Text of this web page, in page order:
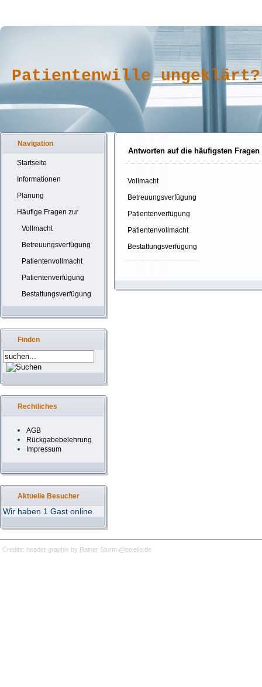
Patientenwille ungeklärt?
Navigation
Startseite
Informationen
Planung
Häufige Fragen zur
Vollmacht
Betreuungsverfügung
Patientenvollmacht
Patientenverfügung
Bestattungsverfügung
Finden
Rechtliches
AGB
Rückgabebelehrung
Impressum
Aktuelle Besucher
Wir haben 1 Gast online
Antworten auf die häufigsten Fragen
Vollmacht
Betreuungsverfügung
Patientenverfügung
Patientenvollmacht
Bestattungsverfügung
Credits: header graphix by Rainer Sturm @pixelio.de